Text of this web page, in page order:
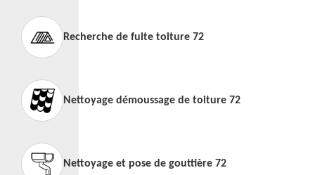
Recherche de fuite toiture 72
Nettoyage démoussage de toiture 72
Nettoyage et pose de gouttière 72